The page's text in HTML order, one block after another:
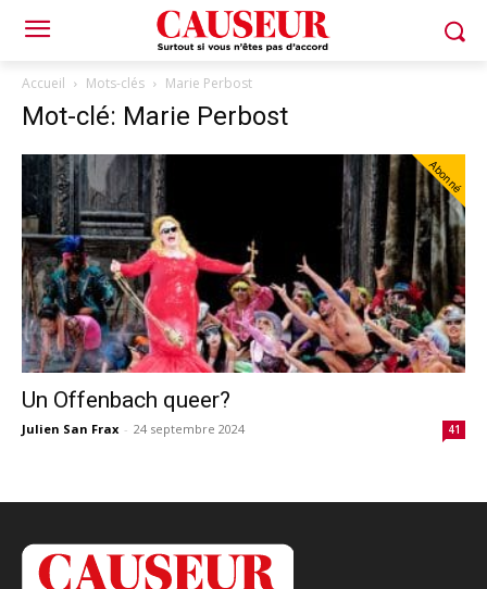
Accueil Mots-clés Marie Perbost
Mot-clé: Marie Perbost
Abonné
Un Offenbach queer?
Julien San Frax - 24 septembre 2024 41